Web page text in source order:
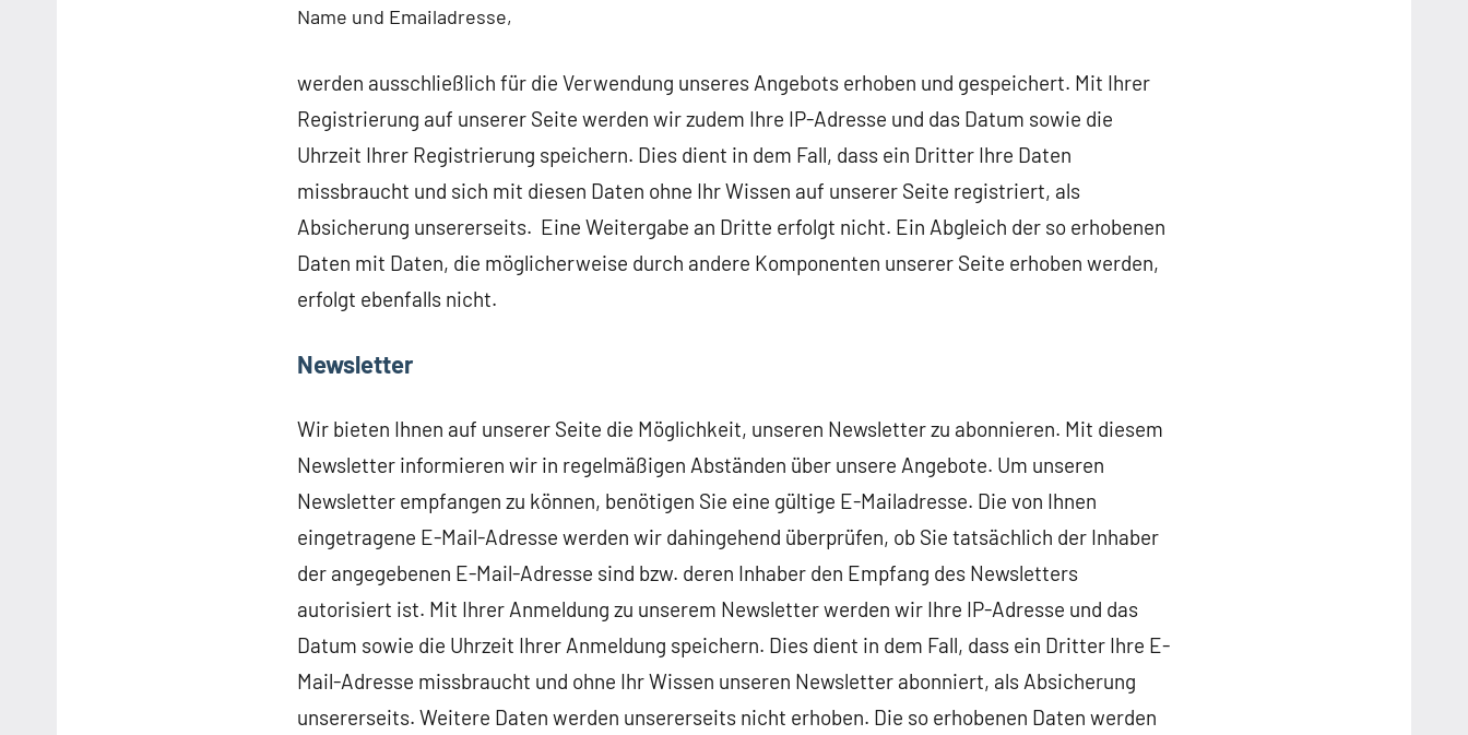
Name und Emailadresse,
werden ausschließlich für die Verwendung unseres Angebots erhoben und gespeichert. Mit Ihrer
Registrierung auf unserer Seite werden wir zudem Ihre IP-Adresse und das Datum sowie die
Uhrzeit Ihrer Registrierung speichern. Dies dient in dem Fall, dass ein Dritter Ihre Daten
missbraucht und sich mit diesen Daten ohne Ihr Wissen auf unserer Seite registriert, als
Absicherung unsererseits. Eine Weitergabe an Dritte erfolgt nicht. Ein Abgleich der so erhobenen
Daten mit Daten, die möglicherweise durch andere Komponenten unserer Seite erhoben werden,
erfolgt ebenfalls nicht.
Newsletter
Wir bieten Ihnen auf unserer Seite die Möglichkeit, unseren Newsletter zu abonnieren. Mit diesem
Newsletter informieren wir in regelmäßigen Abständen über unsere Angebote. Um unseren
Newsletter empfangen zu können, benötigen Sie eine gültige E-Mailadresse. Die von Ihnen
eingetragene E-Mail-Adresse werden wir dahingehend überprüfen, ob Sie tatsächlich der Inhaber
der angegebenen E-Mail-Adresse sind bzw. deren Inhaber den Empfang des Newsletters
autorisiert ist. Mit Ihrer Anmeldung zu unserem Newsletter werden wir Ihre IP-Adresse und das
Datum sowie die Uhrzeit Ihrer Anmeldung speichern. Dies dient in dem Fall, dass ein Dritter Ihre E-
Mail-Adresse missbraucht und ohne Ihr Wissen unseren Newsletter abonniert, als Absicherung
unsererseits. Weitere Daten werden unsererseits nicht erhoben. Die so erhobenen Daten werden